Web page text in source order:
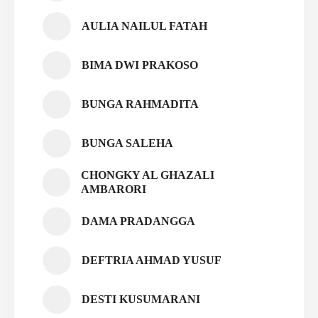
AULIA NAILUL FATAH
BIMA DWI PRAKOSO
BUNGA RAHMADITA
BUNGA SALEHA
CHONGKY AL GHAZALI
AMBARORI
DAMA PRADANGGA
DEFTRIA AHMAD YUSUF
DESTI KUSUMARANI